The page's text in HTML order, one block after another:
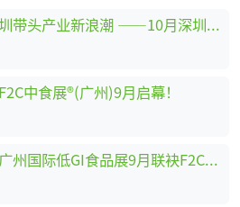
药食滋补迎风起势，深圳带头产业新浪潮 ——10月深圳HNC健康营养展药食滋补展区亮点抢先看
中食展®(广州)9月启幕！
抢占控糖健康新风口！广州国际低GI食品展9月联袂F2C中食展®(广州)重磅启幕